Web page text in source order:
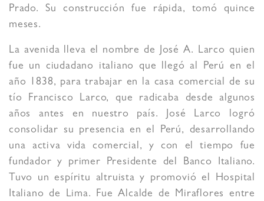
Prado. Su construcción fue rápida, tomó quince
meses.
La avenida lleva el nombre de José A. Larco quien
fue un ciudadano italiano que llegó al Perú en el
año 1838, para trabajar en la casa comercial de su
tío Francisco Larco, que radicaba desde algunos
años antes en nuestro país. José Larco logró
consolidar su presencia en el Perú, desarrollando
una activa vida comercial, y con el tiempo fue
fundador y primer Presidente del Banco Italiano.
Tuvo un espíritu altruista y promovió el Hospital
Italiano de Lima. Fue Alcalde de Miraflores entre